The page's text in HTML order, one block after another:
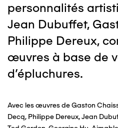
personnalités
Jean Dubuffet,
Philippe Dereux,
œuvres à base de
d’épluchures.
Avec les œuvres de Gaston
Decq, Philippe Dereux, Jean